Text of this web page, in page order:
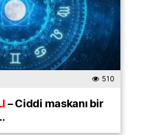
510
– Ciddi maskanı bir